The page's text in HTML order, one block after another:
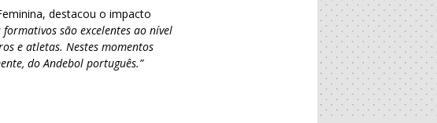
destacou o impacto
formativos são excelentes ao nível
e atletas. Nestes momentos
do Andebol português.”